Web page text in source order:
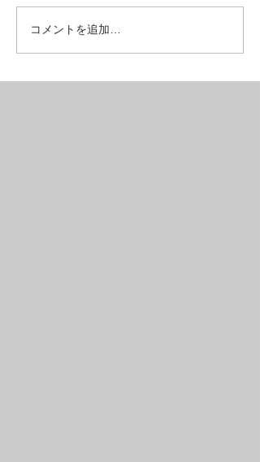
フルリジッドMTB？グラ
ベルクロス？
コメントを追加…